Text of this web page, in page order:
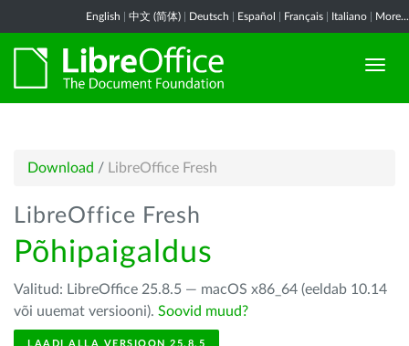
English 中文 (简体) Deutsch Español Français Italiano More...
Download / LibreOffice Fresh
LibreOffice Fresh
Põhipaigaldus
Valitud: LibreOffice 25.8.5 — macOS x86_64 (eeldab 10.14
või uuemat versiooni). Soovid muud?
LAADI ALLA VERSIOON 25.8.5